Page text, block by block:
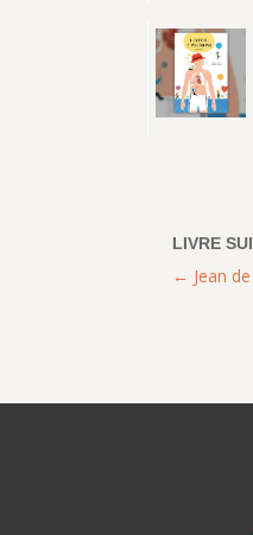
Jean